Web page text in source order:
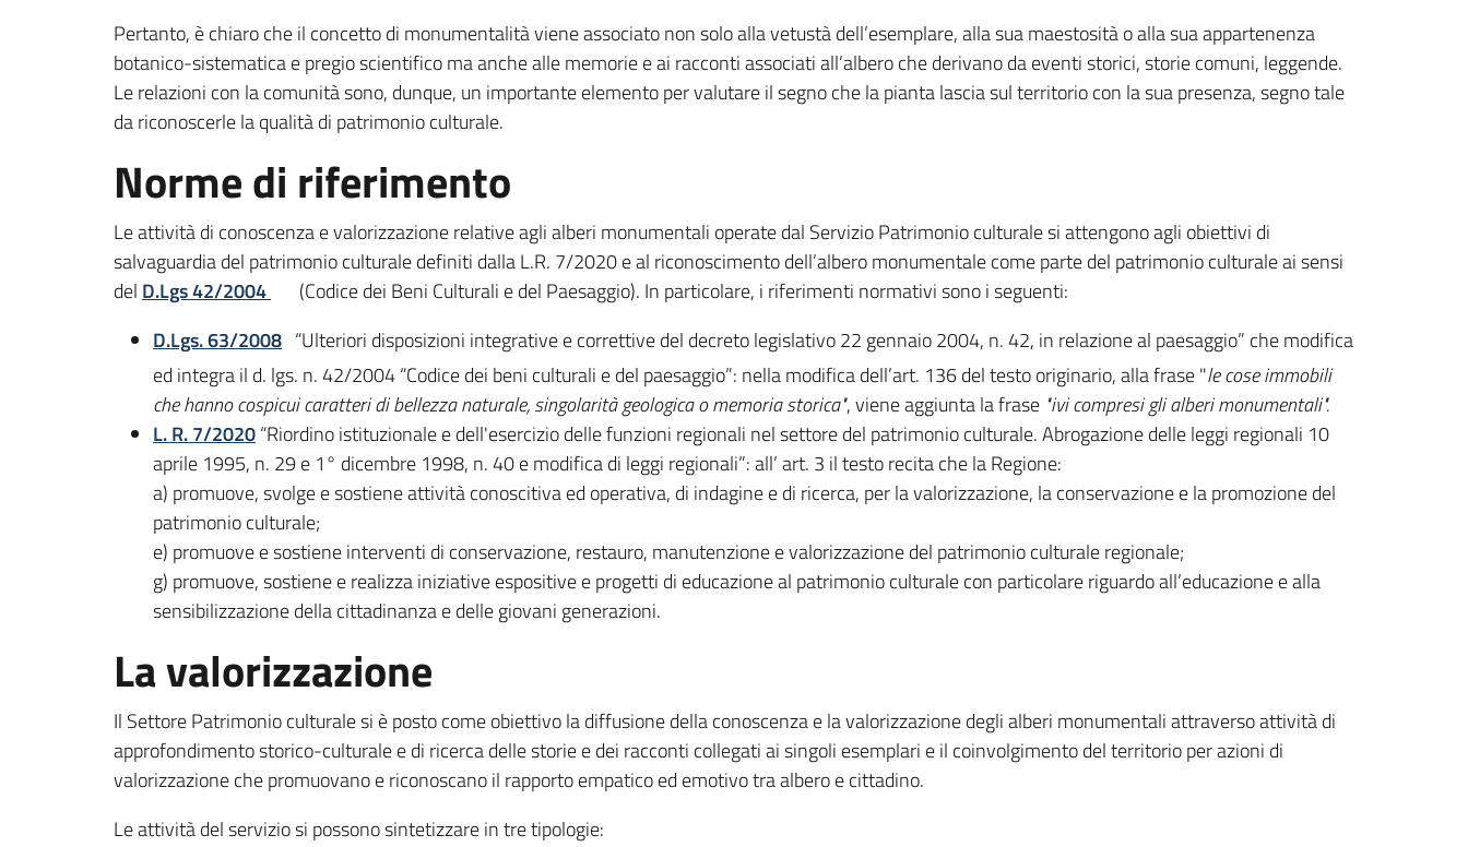
Pertanto, è chiaro che il concetto di monumentalità viene associato non solo alla vetustà dell’esemplare, alla sua maestosità o alla sua appartenenza
botanico-sistematica e pregio scientifico ma anche alle memorie e ai racconti associati all’albero che derivano da eventi storici, storie comuni, leggende.
Le relazioni con la comunità sono, dunque, un importante elemento per valutare il segno che la pianta lascia sul territorio con la sua presenza, segno tale
da riconoscerle la qualità di patrimonio culturale.
Norme di riferimento
Le attività di conoscenza e valorizzazione relative agli alberi monumentali operate dal Servizio Patrimonio culturale si attengono agli obiettivi di
salvaguardia del patrimonio culturale definiti dalla L.R. 7/2020 e al riconoscimento dell’albero monumentale come parte del patrimonio culturale ai sensi
del D.Lgs 42/2004
(Codice dei Beni Culturali e del Paesaggio). In particolare, i riferimenti normativi sono i seguenti:
D.Lgs. 63/2008 “Ulteriori disposizioni integrative e correttive del decreto legislativo 22 gennaio 2004, n. 42, in relazione al paesaggio” che modifica
ed integra il d. lgs. n. 42/2004 “Codice dei beni culturali e del paesaggio”: nella modifica dell’art. 136 del testo originario, alla frase "le cose immobili
che hanno cospicui caratteri di bellezza naturale, singolarità geologica o memoria storica", viene aggiunta la frase "ivi compresi gli alberi monumentali".
L. R. 7/2020“Riordino istituzionale e dell'esercizio delle funzioni regionali nel settore del patrimonio culturale. Abrogazione delle leggi regionali 10
aprile 1995, n. 29 e 1° dicembre 1998, n. 40 e modifica di leggi regionali”: all’ art. 3 il testo recita che la Regione:
a) promuove, svolge e sostiene attività conoscitiva ed operativa, di indagine e di ricerca, per la valorizzazione, la conservazione e la promozione del
patrimonio culturale;
e) promuove e sostiene interventi di conservazione, restauro, manutenzione e valorizzazione del patrimonio culturale regionale;
g) promuove, sostiene e realizza iniziative espositive e progetti di educazione al patrimonio culturale con particolare riguardo all’educazione e alla
sensibilizzazione della cittadinanza e delle giovani generazioni.
La valorizzazione
Il Settore Patrimonio culturale si è posto come obiettivo la diffusione della conoscenza e la valorizzazione degli alberi monumentali attraverso attività di
approfondimento storico-culturale e di ricerca delle storie e dei racconti collegati ai singoli esemplari e il coinvolgimento del territorio per azioni di
valorizzazione che promuovano e riconoscano il rapporto empatico ed emotivo tra albero e cittadino.
Le attività del servizio si possono sintetizzare in tre tipologie: